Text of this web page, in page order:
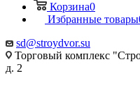
Корзина0
Избранные товары
sd@stroydvor.su
Торговый комплекс
д. 2